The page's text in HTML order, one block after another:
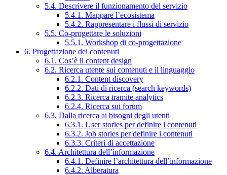
5.4. Descrivere il funzionamento del servizio
5.4.1. Mappare l’ecosistema
5.4.2. Rappresentare i flussi di servizio
5.5. Co-progettare le soluzioni
5.5.1. Workshop di co-progettazione
6. Progettazione dei contenuti
6.1. Cos’è il content design
6.2. Ricerca utente sui contenuti e il linguaggio
6.2.1. Content discovery
6.2.2. Dati di ricerca (search keywords)
6.2.3. Ricerca tramite analytics
6.2.4. Ricerca sui forum
6.3. Dalla ricerca ai bisogni degli utenti
6.3.1. User stories per definire i contenuti
6.3.2. Job stories per definire i contenuti
6.3.3. Criteri di accettazione
6.4. Architettura dell’informazione
6.4.1. Definire l’architettura dell’informazione
6.4.2. Alberatura